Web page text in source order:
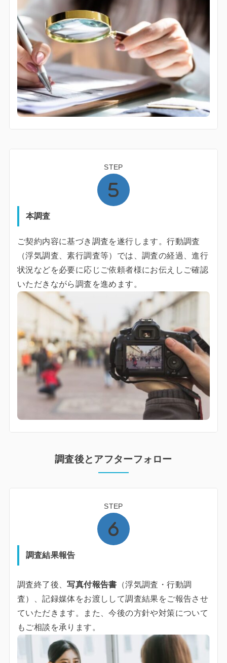
STEP
本調査
ご契約内容に基づき調査を遂行します。行動調査
（浮気調査、素行調査等）では、調査の経過、進行
状況などを必要に応じご依頼者様にお伝えしご確認
いただきながら調査を進めます。
調査後とアフターフォロー
STEP
調査結果報告
調査終了後、写真付報告書 （浮気調査・行動調
査）、記録媒体をお渡しして調査結果をご報告させ
ていただきます。また、今後の方針や対策について
もご相談を承ります。